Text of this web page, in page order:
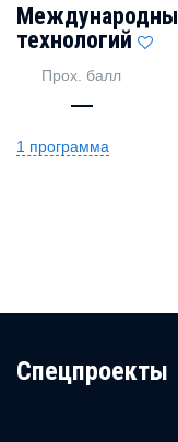
технологий
Прох. балл
—
1 программа
Cпецпроекты